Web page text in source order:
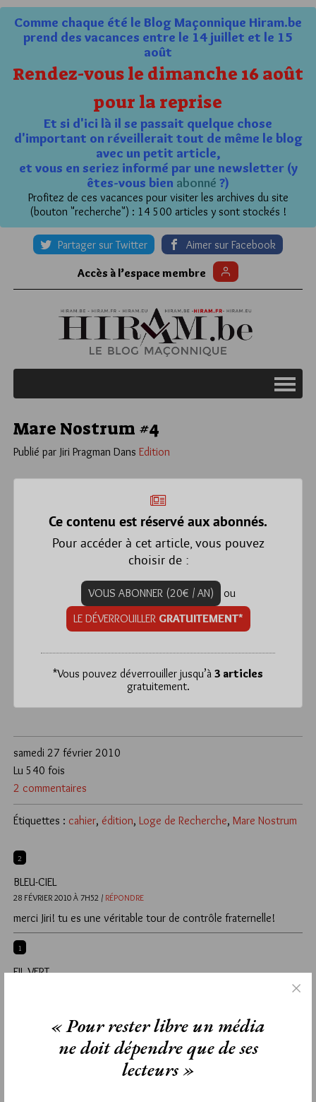
Comme chaque été le Blog Maçonnique Hiram.be
prend des vacances entre le 14 juillet et le 15
août
Rendez-vous le dimanche 16 août
pour la reprise
Et si d'ici là il se passait quelque chose
d'important on réveillerait tout de même le blog
avec un petit article,
et vous en seriez informé par une newsletter (y
êtes-vous bien abonné ?)
Profitez de ces vacances pour visiter les archives du site
(bouton "recherche") : 14 500 articles y sont stockés !
Partager sur Twitter Aimer sur Facebook
Accès à l’espace membre
Mare Nostrum #4
Publié par Jiri Pragman Dans Edition
Ce contenu est réservé aux abonnés.
Pour accéder à cet article, vous pouvez
choisir de :
VOUS ABONNER (20€ / AN)
ou
LE DÉVERROUILLER GRATUITEMENT*
*Vous pouvez déverrouiller jusqu’à 3 articles
gratuitement.
samedi 27 février 2010
2 commentaires
Lu 540 fois
Étiquettes : cahier, édition, Loge de Recherche, Mare Nostrum
2
BLEU-CIEL
28 FÉVRIER 2010 À 7H52 / RÉPONDRE
merci Jiri! tu es une véritable tour de contrôle fraternelle!
1
FIL VERT
insondables chemins de la confrérie initiatique.
Grâce à toi nous pouvons aller vers des sources de savoir…
« Pour rester libre un média
ne doit dépendre que de ses
lecteurs »